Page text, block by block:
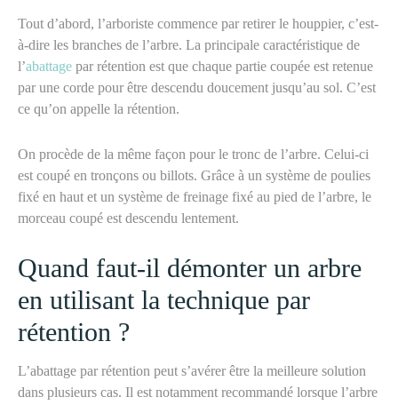
Tout d’abord, l’arboriste commence par retirer le houppier, c’est-
à-dire les branches de l’arbre. La principale caractéristique de
l’abattage par rétention est que chaque partie coupée est retenue
par une corde pour être descendu doucement jusqu’au sol. C’est
ce qu’on appelle la rétention.
On procède de la même façon pour le tronc de l’arbre. Celui-ci
est coupé en tronçons ou billots. Grâce à un système de poulies
fixé en haut et un système de freinage fixé au pied de l’arbre, le
morceau coupé est descendu lentement.
Quand faut-il démonter un arbre
en utilisant la technique par
rétention ?
L’abattage par rétention peut s’avérer être la meilleure solution
dans plusieurs cas. Il est notamment recommandé lorsque l’arbre